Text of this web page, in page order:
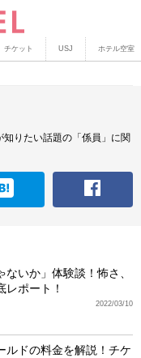
チケット USJ ホテル空室
知りたい話題の「係員」に関
いか」体験談！怖さ、
ポート！
2022/03/10
ルドの料金を解説！チケ